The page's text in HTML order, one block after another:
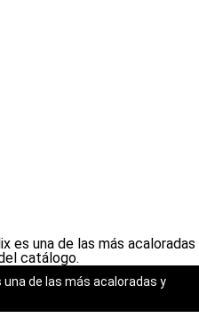
de las más acaloradas y